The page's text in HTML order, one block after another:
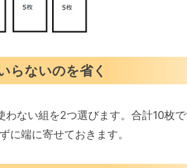
らないのを省く
わない組を2つ選びます。合計10枚
に端に寄せておきます。